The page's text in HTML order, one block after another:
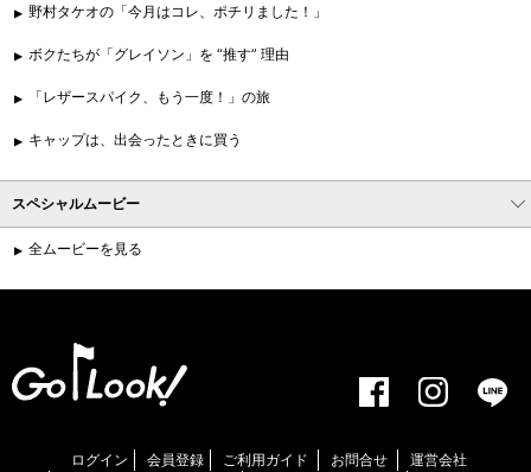
野村タケオの「今月はコレ、ポチリました！」
ボクたちが「グレイソン」を “推す” 理由
「レザースパイク、もう一度！」の旅
キャップは、出会ったときに買う
スペシャルムービー
全ムービーを見る
ログイン 会員登録 ご利用ガイド お問合せ 運営会社